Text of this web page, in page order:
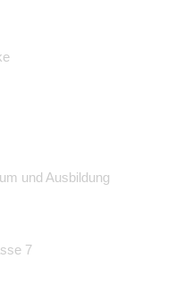
und Ausbildung
7